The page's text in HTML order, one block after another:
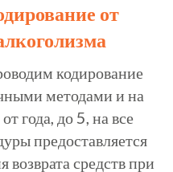
от
кодирование
методами и на
года, до 5, на все
предоставляется
возврата средств при